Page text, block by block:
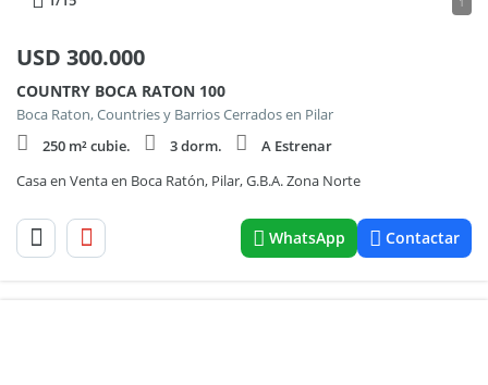
USD 300.000
COUNTRY BOCA RATON 100
Boca Raton, Countries y Barrios Cerrados en Pilar
250 m² cubie.
3 dorm.
A Estrenar
Casa en Venta en Boca Ratón, Pilar, G.B.A. Zona Norte
WhatsApp Contactar